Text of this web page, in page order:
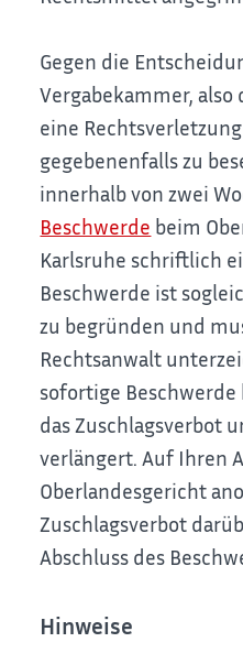
Gegen die
Vergabekammer,
eine
gegebenenfalls zu
innerhalb von zwei
Beschwerde beim
Karlsruhe schriftlich
Beschwerde ist
zu begründen und
Rechtsanwalt
sofortige Beschwerde
das Zuschlagsverbot
verlängert. Auf Ihren
Oberlandesgericht
Zuschlagsverbot
Abschluss des
Hinweise